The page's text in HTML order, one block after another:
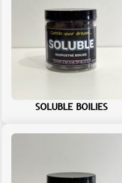
SOLUBLE BOILIES